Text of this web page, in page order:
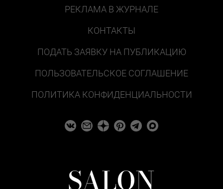
РЕКЛАМА В ЖУРНАЛЕ
КОНТАКТЫ
ПОДАТЬ ЗАЯВКУ НА ПУБЛИКАЦИЮ
ПОЛЬЗОВАТЕЛЬСКОЕ СОГЛАШЕНИЕ
ПОЛИТИКА КОНФИДЕНЦИАЛЬНОСТИ